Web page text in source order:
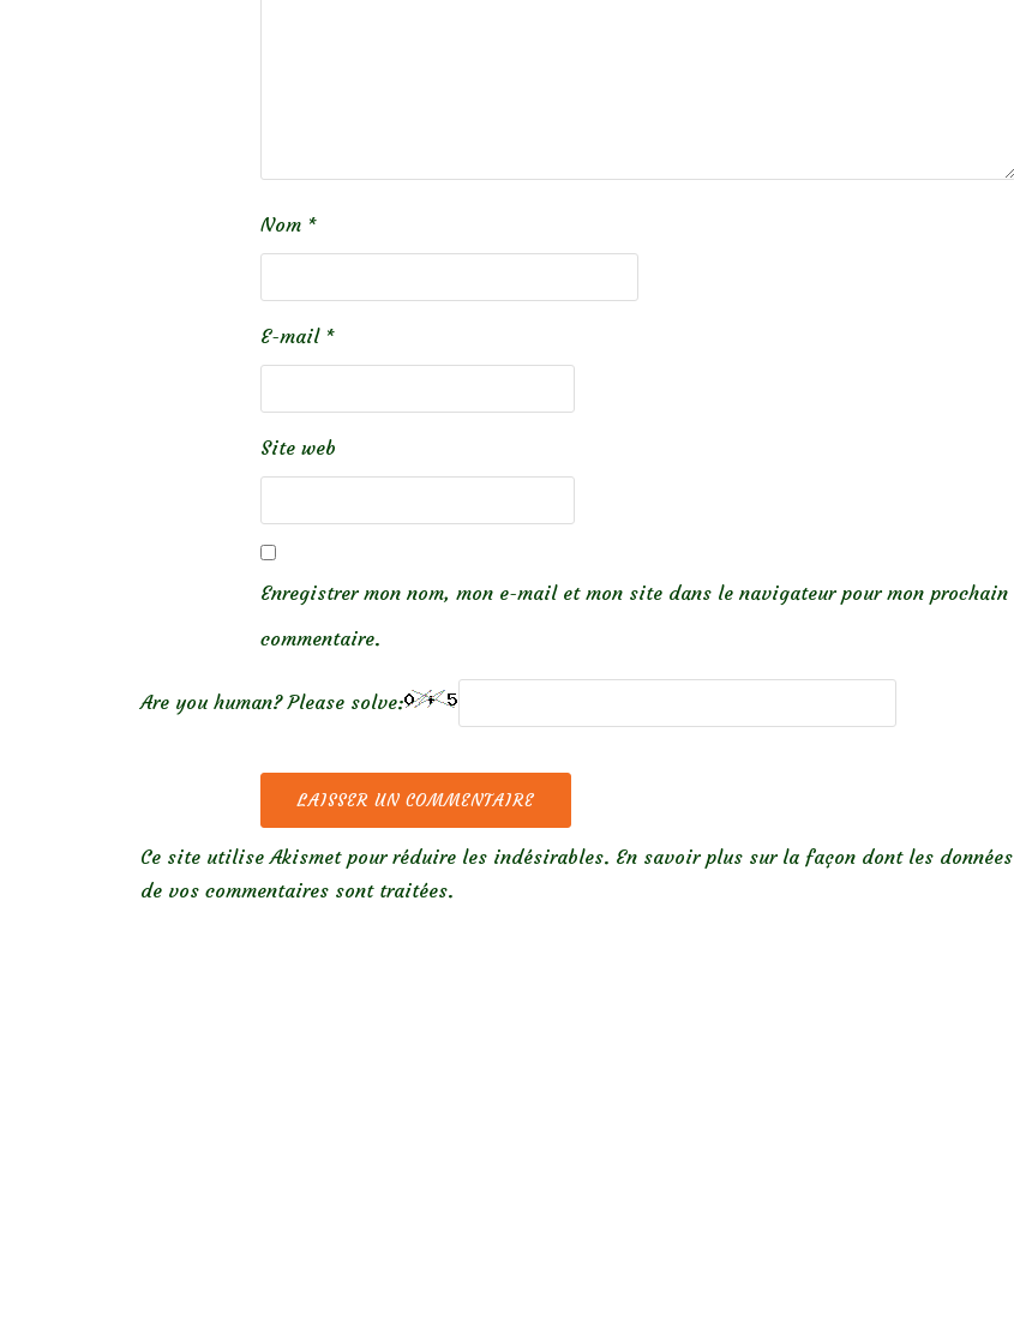
Nom *
E-mail *
Site web
Enregistrer mon nom, mon e-mail et mon site dans le navigateur pour mon prochain
commentaire.
Are you human? Please solve:
Ce site utilise Akismet pour réduire les indésirables. En savoir plus sur la façon dont les données
de vos commentaires sont traitées.